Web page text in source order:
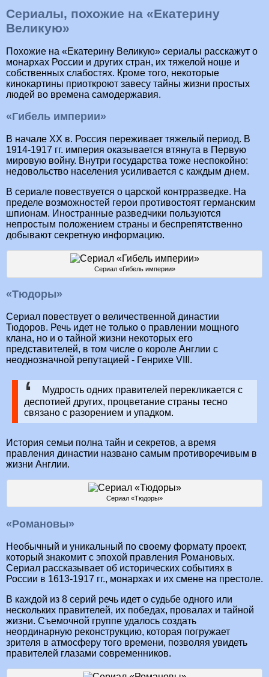
Сериалы, похожие на «Екатерину
Великую»
Похожие на «Екатерину Великую» сериалы расскажут о
монархах России и других стран, их тяжелой ноше и
собственных слабостях. Кроме того, некоторые
кинокартины приоткроют завесу тайны жизни простых
людей во времена самодержавия.
«Гибель империи»
В начале XX в. Россия переживает тяжелый период. В
1914-1917 гг. империя оказывается втянута в Первую
мировую войну. Внутри государства тоже неспокойно:
недовольство населения усиливается с каждым днем.
В сериале повествуется о царской контрразведке. На
пределе возможностей герои противостоят германским
шпионам. Иностранные разведчики пользуются
непростым положением страны и беспрепятственно
добывают секретную информацию.
Сериал «Гибель империи»
«Тюдоры»
Сериал повествует о величественной династии
Тюдоров. Речь идет не только о правлении мощного
клана, но и о тайной жизни некоторых его
представителей, в том числе о короле Англии с
неоднозначной репутацией - Генрихе VIII.
Мудрость одних правителей перекликается с
деспотией других, процветание страны тесно
связано с разорением и упадком.
История семьи полна тайн и секретов, а время
правления династии названо самым противоречивым в
жизни Англии.
Сериал «Тюдоры»
«Романовы»
Необычный и уникальный по своему формату проект,
который знакомит с эпохой правления Романовых.
Сериал рассказывает об исторических событиях в
России в 1613-1917 гг., монархах и их смене на престоле.
В каждой из 8 серий речь идет о судьбе одного или
нескольких правителей, их победах, провалах и тайной
жизни. Съемочной группе удалось создать
неординарную реконструкцию, которая погружает
зрителя в атмосферу того времени, позволяя увидеть
правителей глазами современников.